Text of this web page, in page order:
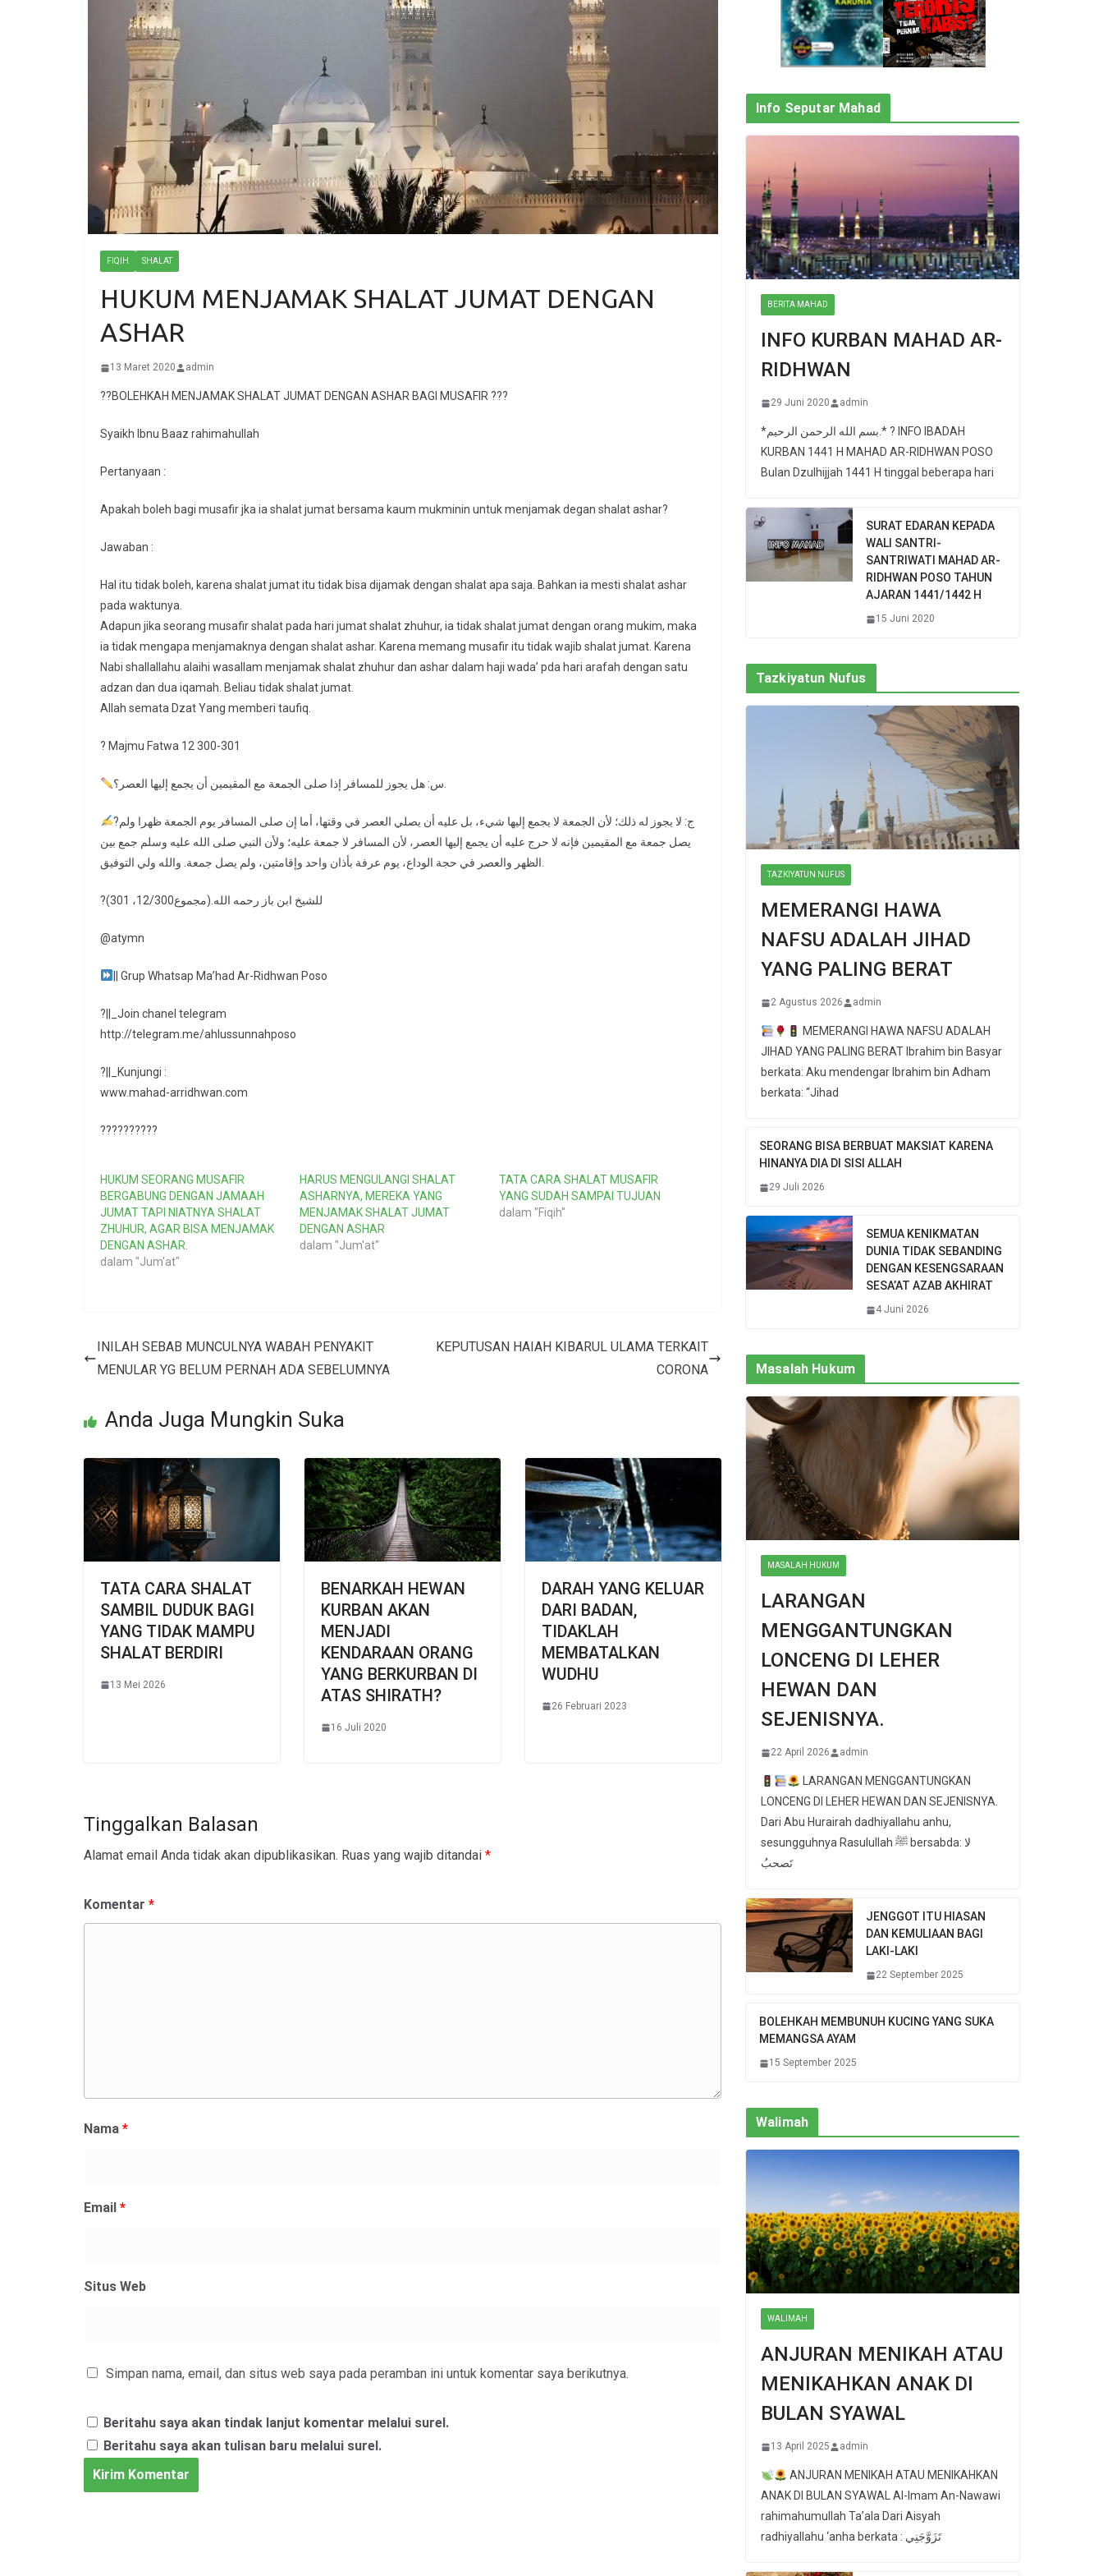
FIQIH SHALAT
HUKUM MENJAMAK SHALAT JUMAT DENGAN
ASHAR
13 Maret 2020 admin
??BOLEHKAH MENJAMAK SHALAT JUMAT DENGAN ASHAR BAGI MUSAFIR ???
Syaikh Ibnu Baaz rahimahullah
Pertanyaan :
Apakah boleh bagi musafir jka ia shalat jumat bersama kaum mukminin untuk menjamak degan shalat ashar?
Jawaban :
Hal itu tidak boleh, karena shalat jumat itu tidak bisa dijamak dengan shalat apa saja. Bahkan ia mesti shalat ashar
pada waktunya.
Adapun jika seorang musafir shalat pada hari jumat shalat zhuhur, ia tidak shalat jumat dengan orang mukim, maka
ia tidak mengapa menjamaknya dengan shalat ashar. Karena memang musafir itu tidak wajib shalat jumat. Karena
Nabi shallallahu alaihi wasallam menjamak shalat zhuhur dan ashar dalam haji wada’ pda hari arafah dengan satu
adzan dan dua iqamah. Beliau tidak shalat jumat.
Allah semata Dzat Yang memberi taufiq.
? Majmu Fatwa 12 300-301
?ج: لا يجوز له ذلك؛ لأن الجمعة لا يجمع إليها شيء، بل عليه أن يصلي العصر في وقتها، أما إن صلى المسافر يوم الجمعة ظهرا ولم
يصل جمعة مع المقيمين فإنه لا حرج عليه أن يجمع إليها العصر، لأن المسافر لا جمعة عليه؛ ولأن النبي صلى الله عليه وسلم جمع بين
?(مجموع12/300، 301).للشيخ ابن باز رحمه الله
@atymn
|| Grup Whatsap Ma’had Ar-Ridhwan Poso
?||_Join chanel telegram
http://telegram.me/ahlussunnahposo
?||_Kunjungi :
www.mahad-arridhwan.com
??????????
HUKUM SEORANG MUSAFIR
BERGABUNG DENGAN JAMAAH
JUMAT TAPI NIATNYA SHALAT
ZHUHUR, AGAR BISA MENJAMAK
DENGAN ASHAR.
dalam "Jum'at"
HARUS MENGULANGI SHALAT
ASHARNYA, MEREKA YANG
MENJAMAK SHALAT JUMAT
DENGAN ASHAR
dalam "Jum'at"
TATA CARA SHALAT MUSAFIR
YANG SUDAH SAMPAI TUJUAN
dalam "Fiqih"
INILAH SEBAB MUNCULNYA WABAH PENYAKIT
MENULAR YG BELUM PERNAH ADA SEBELUMNYA
KEPUTUSAN HAIAH KIBARUL ULAMA TERKAIT
CORONA
Anda Juga Mungkin Suka
TATA CARA SHALAT
SAMBIL DUDUK BAGI
YANG TIDAK MAMPU
SHALAT BERDIRI
13 Mei 2026
BENARKAH HEWAN
KURBAN AKAN
MENJADI
KENDARAAN ORANG
YANG BERKURBAN DI
ATAS SHIRATH?
16 Juli 2020
DARAH YANG KELUAR
DARI BADAN,
TIDAKLAH
MEMBATALKAN
WUDHU
26 Februari 2023
Tinggalkan Balasan
Alamat email Anda tidak akan dipublikasikan. Ruas yang wajib ditandai *
Komentar *
Nama *
Email *
Situs Web
Simpan nama, email, dan situs web saya pada peramban ini untuk komentar saya berikutnya.
Beritahu saya akan tindak lanjut komentar melalui surel.
Beritahu saya akan tulisan baru melalui surel.
Info Seputar Mahad
BERITA MAHAD
INFO KURBAN MAHAD AR-
RIDHWAN
29 Juni 2020 admin
*بسم الله الرحمن الرحيم.* ? INFO IBADAH
KURBAN 1441 H MAHAD AR-RIDHWAN POSO
Bulan Dzulhijjah 1441 H tinggal beberapa hari
SURAT EDARAN KEPADA
WALI SANTRI-
SANTRIWATI MAHAD AR-
RIDHWAN POSO TAHUN
AJARAN 1441/1442 H
15 Juni 2020
Tazkiyatun Nufus
TAZKIYATUN NUFUS
MEMERANGI HAWA
NAFSU ADALAH JIHAD
YANG PALING BERAT
2 Agustus 2026 admin
MEMERANGI HAWA NAFSU ADALAH
JIHAD YANG PALING BERAT Ibrahim bin Basyar
berkata: Aku mendengar Ibrahim bin Adham
berkata: “Jihad
SEORANG BISA BERBUAT MAKSIAT KARENA
HINANYA DIA DI SISI ALLAH
29 Juli 2026
SEMUA KENIKMATAN
DUNIA TIDAK SEBANDING
DENGAN KESENGSARAAN
SESA’AT AZAB AKHIRAT
4 Juni 2026
Masalah Hukum
MASALAH HUKUM
LARANGAN
MENGGANTUNGKAN
LONCENG DI LEHER
HEWAN DAN
SEJENISNYA.
22 April 2026 admin
LARANGAN MENGGANTUNGKAN
LONCENG DI LEHER HEWAN DAN SEJENISNYA.
Dari Abu Hurairah dadhiyallahu anhu,
sesungguhnya Rasulullah ﷺ bersabda: لا
تَصحبُ
JENGGOT ITU HIASAN
DAN KEMULIAAN BAGI
LAKI-LAKI
22 September 2025
BOLEHKAH MEMBUNUH KUCING YANG SUKA
MEMANGSA AYAM
15 September 2025
Walimah
WALIMAH
ANJURAN MENIKAH ATAU
MENIKAHKAN ANAK DI
BULAN SYAWAL
13 April 2025 admin
ANJURAN MENIKAH ATAU MENIKAHKAN
ANAK DI BULAN SYAWAL Al-Imam An-Nawawi
rahimahumullah Ta’ala Dari Aisyah
radhiyallahu ‘anha berkata : تَزَوَّجَنِي